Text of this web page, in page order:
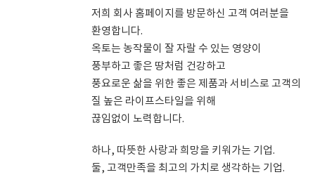
저희 회사 홈페이지를 방문하신 고객 여러분을
환영합니다.
옥토는 농작물이 잘 자랄 수 있는 영양이
풍부하고 좋은 땅처럼 건강하고
풍요로운 삶을 위한 좋은 제품과 서비스로 고객의
질 높은 라이프스타일을 위해
끊임없이 노력합니다.
하나, 따뜻한 사랑과 희망을 키워가는 기업.
둘, 고객만족을 최고의 가치로 생각하는 기업.